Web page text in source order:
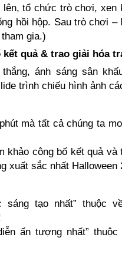
tổ chức trò chơi, xen
hồi hộp. Sau trò chơi –
gia.)
kết quả & trao giải hóa
ánh sáng sân
trình chiếu hình ảnh
mà tất cả chúng ta
khảo công bố kết quả và
xuất sắc nhất Halloween
sáng tạo nhất” thuộc
ấn tượng nhất”